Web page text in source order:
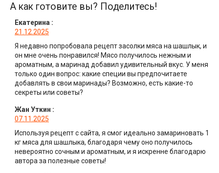
А как готовите вы? Поделитесь!
Екатерина :
21.12.2025
Я недавно попробовала рецепт засолки мяса на шашлык, и
он мне очень понравился! Мясо получилось нежным и
ароматным, а маринад добавил удивительный вкус. У меня
только один вопрос: какие специи вы предпочитаете
добавлять в свои маринады? Возможно, есть какие-то
секреты или советы?
Жан Уткин :
07.11.2025
Используя рецепт с сайта, я смог идеально замариновать 1
кг мяса для шашлыка, благодаря чему оно получилось
невероятно сочным и ароматным, и я искренне благодарю
автора за полезные советы!